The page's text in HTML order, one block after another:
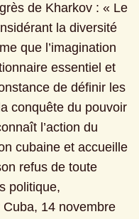
de Kharkov : « Le
la diversité
que l’imagination
essentiel et
de définir les
conquête du pouvoir
l’action du
cubaine et accueille
refus de toute
politique,
14 novembre